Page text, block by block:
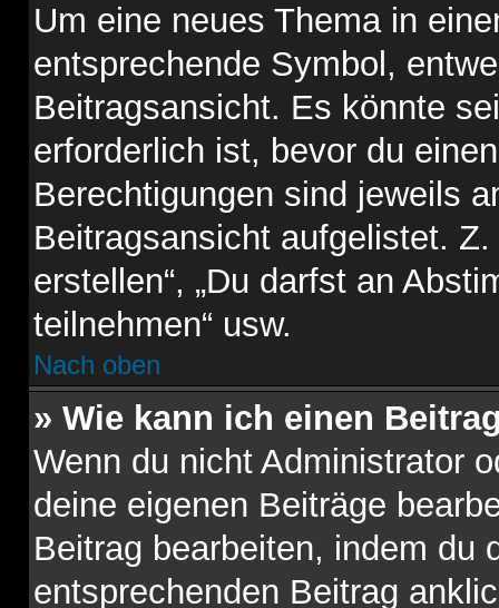
Um eine neues Thema in
entsprechende Symbol,
Beitragsansicht. Es könnte
erforderlich ist, bevor du
Berechtigungen sind jeweils
Beitragsansicht aufgelistet.
erstellen“, „Du darfst an
teilnehmen“ usw.
Nach oben
» Wie kann ich einen
Wenn du nicht Administrator
deine eigenen Beiträge
Beitrag bearbeiten, indem du
entsprechenden Beitrag